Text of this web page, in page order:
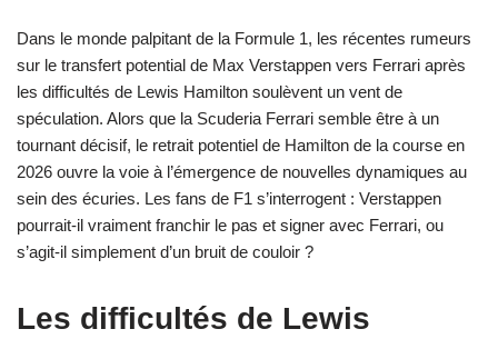
Dans le monde palpitant de la Formule 1, les récentes rumeurs
sur le transfert potential de Max Verstappen vers Ferrari après
les difficultés de Lewis Hamilton soulèvent un vent de
spéculation. Alors que la Scuderia Ferrari semble être à un
tournant décisif, le retrait potentiel de Hamilton de la course en
2026 ouvre la voie à l’émergence de nouvelles dynamiques au
sein des écuries. Les fans de F1 s’interrogent : Verstappen
pourrait-il vraiment franchir le pas et signer avec Ferrari, ou
s’agit-il simplement d’un bruit de couloir ?
Les difficultés de Lewis